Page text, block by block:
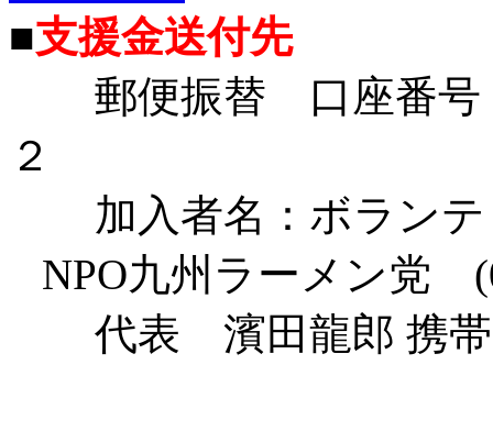
■支援金送付先
郵便振替 口座番号：
２
加入者名：ボランテ
NPO九州ラーメン党
代表 濱田龍郎 携帯